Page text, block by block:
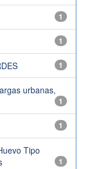
1
1
1
urbanas,
1
1
Tipo
1